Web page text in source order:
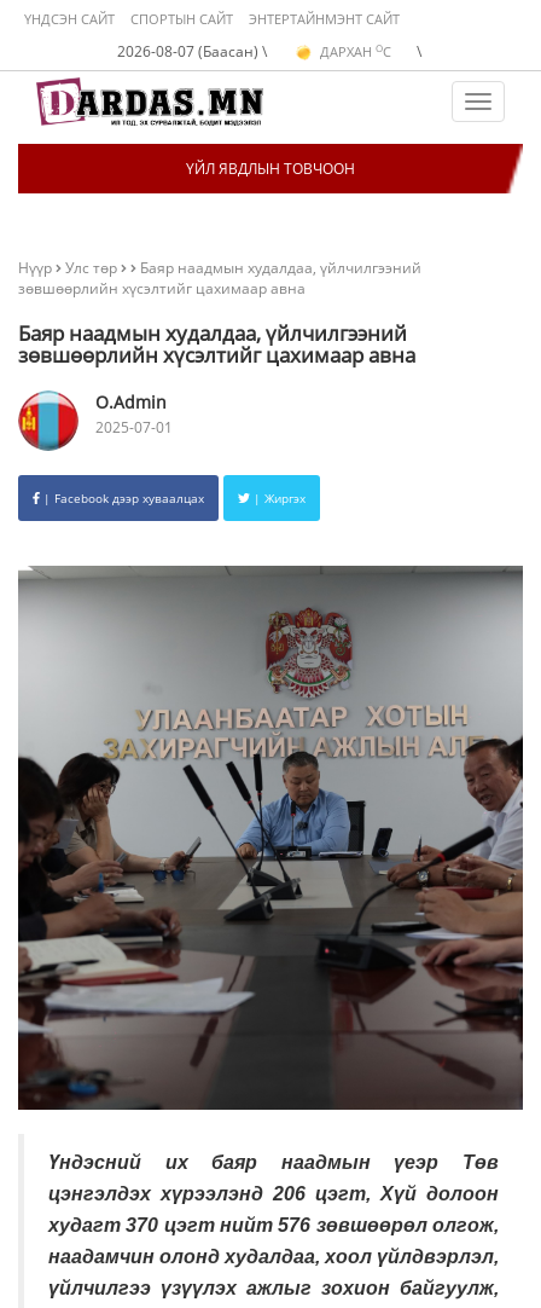
ҮНДСЭН САЙТ СПОРТЫН САЙТ ЭНТЕРТАЙНМЭНТ САЙТ
2026-08-07 (Баасан) \ ДАРХАН OC
ЭРДЭНЭТ C
\
Toggle
ҮЙЛ ЯВДЛЫН ТОВЧООН
Нүүр Улс төр
Баяр наадмын худалдаа, үйлчилгээний
зөвшөөрлийн хүсэлтийг цахимаар авна
Баяр наадмын худалдаа, үйлчилгээний
зөвшөөрлийн хүсэлтийг цахимаар авна
O.Admin
2025-07-01
| Facebook дээр хуваалцах | Жиргэх
Үндэсний их баяр наадмын үеэр Төв
цэнгэлдэх хүрээлэнд 206 цэгт, Хүй долоон
худагт 370 цэгт нийт 576 зөвшөөрөл олгож,
наадамчин олонд худалдаа, хоол үйлдвэрлэл,
үйлчилгээ үзүүлэх ажлыг зохион байгуулж,